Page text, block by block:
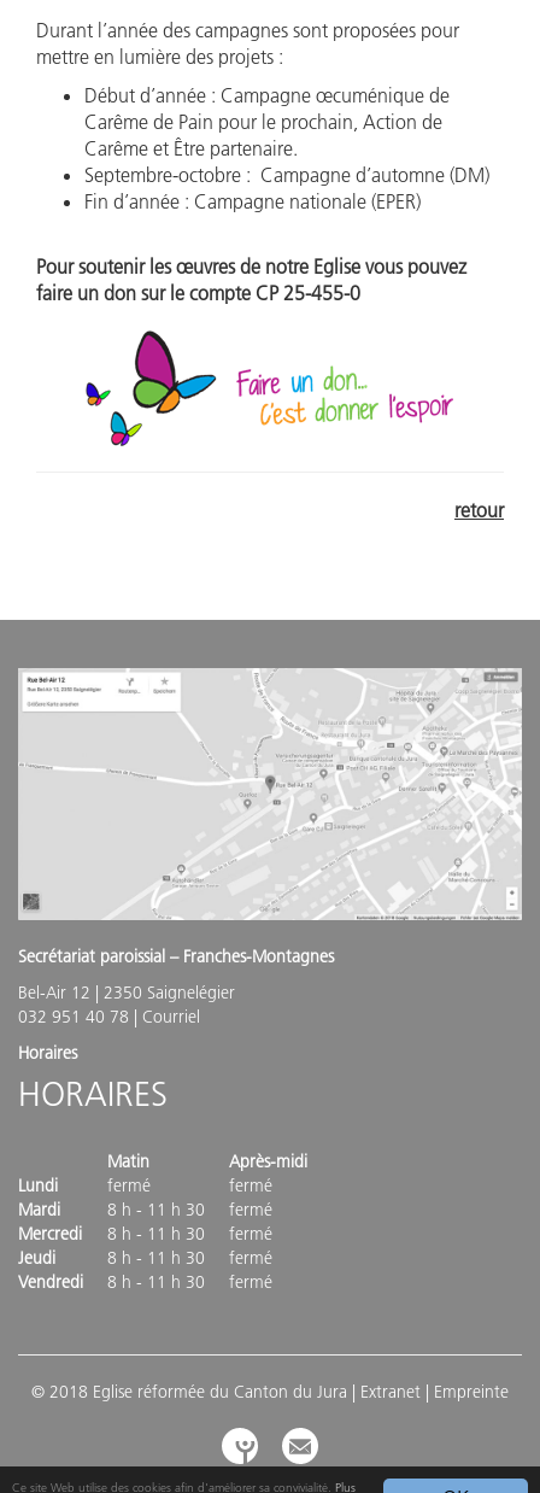
Ce site Web utilise des cookies afin d'améliorer sa convivialité. Plus
Durant l’année des campagnes sont proposées pour
mettre en lumière des projets :
Début d’année : Campagne œcuménique de
Carême de Pain pour le prochain, Action de
Carême et Être partenaire.
Septembre-octobre : Campagne d’automne (DM)
Fin d’année : Campagne nationale (EPER)
Pour soutenir les œuvres de notre Eglise vous pouvez
faire un don sur le compte CP 25-455-0
retour
Secrétariat paroissial – Franches-Montagnes
Bel-Air 12 | 2350 Saignelégier
032 951 40 78 | Courriel
Horaires
HORAIRES
Matin
Après-midi
Lundi
fermé
fermé
Mardi
8 h - 11 h 30
fermé
Mercredi
8 h - 11 h 30
fermé
Jeudi
8 h - 11 h 30
fermé
Vendredi
8 h - 11 h 30 fermé
© 2018 Eglise réformée du Canton du Jura | Extranet | Empreinte